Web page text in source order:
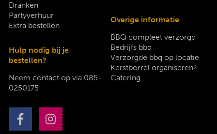
Dranken
Partyverhuur
Extra bestellen
Hulp nodig bij je
bestellen?
Neem contact op via 085-
0250175
Overige informatie
BBQ compleet verzorgd
Bedrijfs bbq
Verzorgde bbq op locatie
Kerstborrel organiseren?
Catering